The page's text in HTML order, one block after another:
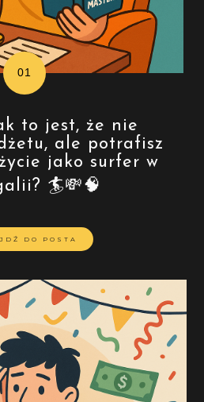
to jest, że nie
ale potrafisz
jako surfer w
🏄💸🧠
DO POSTA